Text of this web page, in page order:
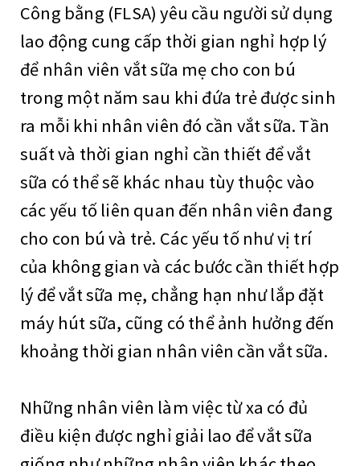
Công bằng (FLSA) yêu cầu người sử dụng
lao động cung cấp thời gian nghỉ hợp lý
để nhân viên vắt sữa mẹ cho con bú
trong một năm sau khi đứa trẻ được sinh
ra mỗi khi nhân viên đó cần vắt sữa. Tần
suất và thời gian nghỉ cần thiết để vắt
sữa có thể sẽ khác nhau tùy thuộc vào
các yếu tố liên quan đến nhân viên đang
cho con bú và trẻ. Các yếu tố như vị trí
của không gian và các bước cần thiết hợp
lý để vắt sữa mẹ, chẳng hạn như lắp đặt
máy hút sữa, cũng có thể ảnh hưởng đến
khoảng thời gian nhân viên cần vắt sữa.
Những nhân viên làm việc từ xa có đủ
điều kiện được nghỉ giải lao để vắt sữa